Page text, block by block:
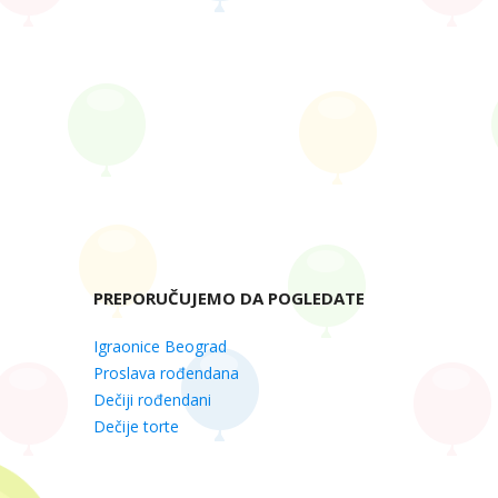
PREPORUČUJEMO DA POGLEDATE
Igraonice Beograd
Proslava rođendana
Dečiji rođendani
Dečije torte